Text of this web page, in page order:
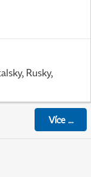
Rusky,
Více...